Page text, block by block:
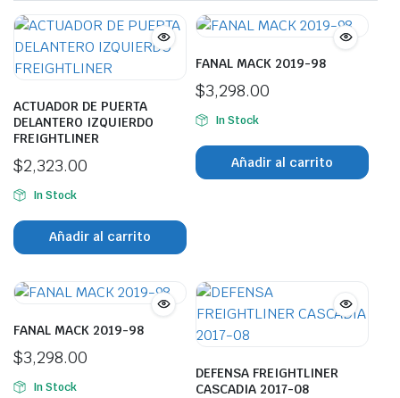
ACTUADOR DE PUERTA
DELANTERO IZQUIERDO
FREIGHTLINER
$2,323.00
In Stock
Añadir al carrito
FANAL MACK 2019-98
$3,298.00
In Stock
Añadir al carrito
FANAL MACK 2019-98
$3,298.00
In Stock
DEFENSA FREIGHTLINER
CASCADIA 2017-08